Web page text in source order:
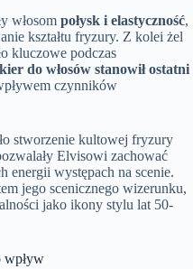
włosom połysk i elastyczność,
kształtu fryzury. Z kolei żel
kluczowe podczas
do włosów stanowił ostatni
czynników
stworzenie kultowej fryzury
Elvisowi zachować
energii występach na scenie.
jego scenicznego wizerunku,
jako ikony stylu lat 50-
wpływ